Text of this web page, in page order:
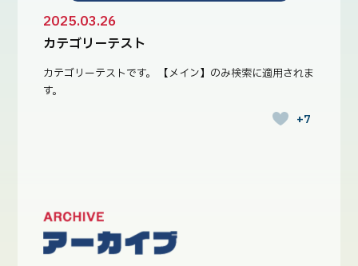
2025.03.26
カテゴリーテスト
カテゴリーテストです。 【メイン】のみ検索に適用されま
す。
+7